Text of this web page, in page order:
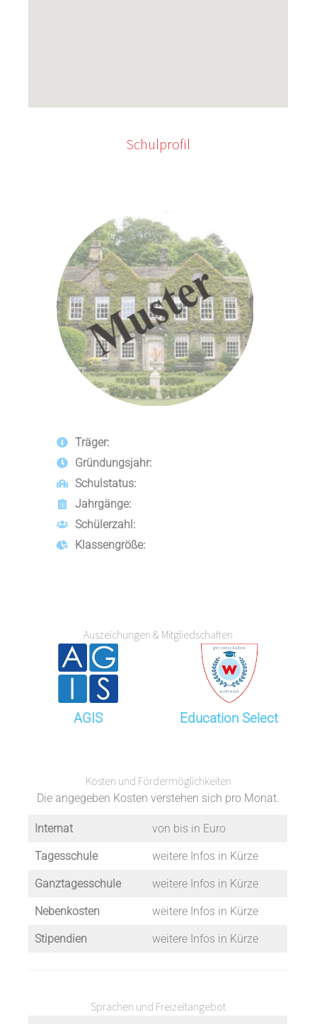
Schulprofil
Träger:
Gründungsjahr:
Schulstatus:
Jahrgänge:
Schülerzahl:
Klassengröße:
Auszeichungen & Mitgliedschaften
AGIS Education Select
Kosten und Fördermöglichkeiten
Die angegeben Kosten verstehen sich pro Monat.
Internat von bis in Euro
Tagesschule weitere Infos in Kürze
Ganztagesschule weitere Infos in Kürze
Nebenkosten weitere Infos in Kürze
Stipendien weitere Infos in Kürze
Sprachen und Freizeitangebot